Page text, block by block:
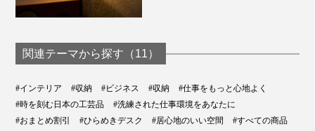
関連テーマから探す（11）
#インテリア #収納 #ビジネス #収納
#仕事をもっと心地よく
#時を刻む日本の工芸品
#洗練された仕事環境をあなたに
#おまとめ割引
#ひらめきデスク #居心地のいい空間 #すべての商品